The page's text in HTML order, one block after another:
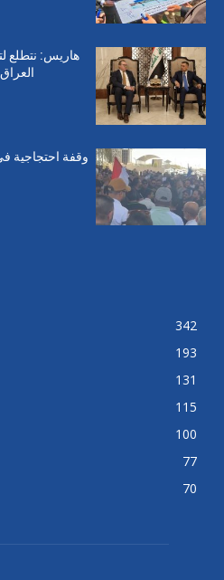
هاريس: نتطلع
وقفة احتجاجية
342
193
131
115
100
77
70